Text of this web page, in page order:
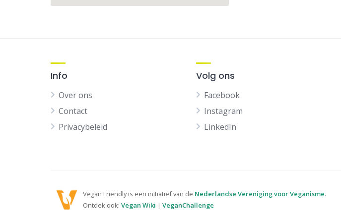
Info
Over ons
Contact
Privacybeleid
Volg ons
Facebook
Instagram
LinkedIn
Vegan Friendly is een initiatief van de Nederlandse Vereniging voor Veganisme.
Ontdek ook: Vegan Wiki | VeganChallenge